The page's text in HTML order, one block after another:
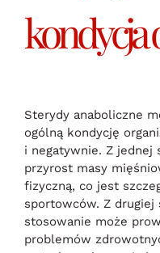
Sterydy anaboliczne
ogólną kondycję
i negatywnie. Z jednej
przyrost masy
fizyczną, co jest
sportowców. Z drugiej
stosowanie może
problemów